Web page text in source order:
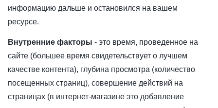
информацию дальше и остановился на вашем
ресурсе.
Внутренние факторы - это время, проведенное на
сайте (большее время свидетельствует о лучшем
качестве контента), глубина просмотра (количество
посещенных страниц), совершение действий на
страницах (в интернет-магазине это добавление